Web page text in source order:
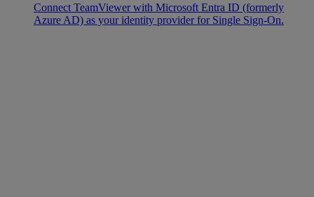
Connect TeamViewer with Microsoft Entra ID (formerly
Azure AD) as your identity provider for Single Sign-On.